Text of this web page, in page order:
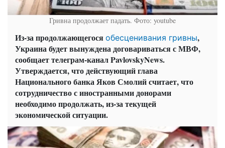
Гривна продолжает падать. Фото: youtube
Из-за продолжающегося обесценивания гривны,
Украина будет вынуждена договариваться с МВФ,
сообщает телеграм-канал PavlovskyNews.
Утверждается, что действующий глава
Национального банка Яков Смолий считает, что
сотрудничество с иностранными донорами
необходимо продолжать, из-за текущей
экономической ситуации.